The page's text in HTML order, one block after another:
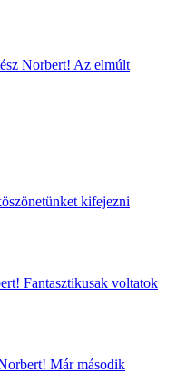
Norbert! Az elmúlt
kifejezni
Fantasztikusak voltatok
Már második